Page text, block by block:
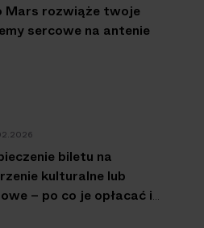
Mars rozwiąże twoje
sercowe na antenie
biletu na
kulturalne lub
– po co je opłacać i